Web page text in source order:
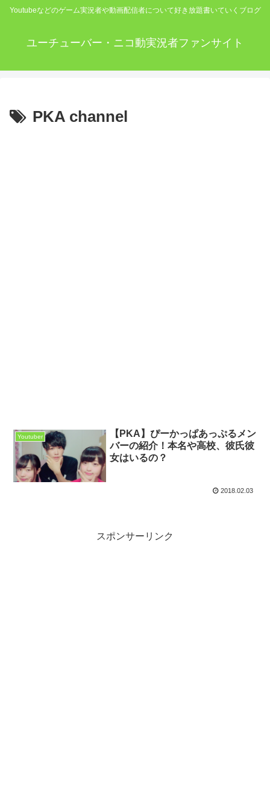
Youtubeなどのゲーム実況者や動画配信者について好き放題書いていくブログ
ユーチューバー・ニコ動実況者ファンサイト
PKA channel
Youtuber
【PKA】ぴーかっぱあっぷるメン
バーの紹介！本名や高校、彼氏彼
女はいるの？
2018.02.03
スポンサーリンク